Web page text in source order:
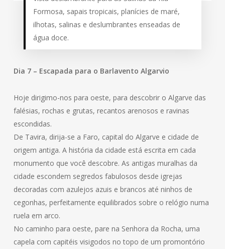
Formosa, sapais tropicais, planícies de maré,
ilhotas, salinas e deslumbrantes enseadas de
água doce.
Dia 7 – Escapada para o Barlavento Algarvio
Hoje dirigimo-nos para oeste, para descobrir o Algarve das
falésias, rochas e grutas, recantos arenosos e ravinas
escondidas.
De Tavira, dirija-se a Faro, capital do Algarve e cidade de
origem antiga. A história da cidade está escrita em cada
monumento que você descobre. As antigas muralhas da
cidade escondem segredos fabulosos desde igrejas
decoradas com azulejos azuis e brancos até ninhos de
cegonhas, perfeitamente equilibrados sobre o relógio numa
ruela em arco.
No caminho para oeste, pare na Senhora da Rocha, uma
capela com capitéis visigodos no topo de um promontório